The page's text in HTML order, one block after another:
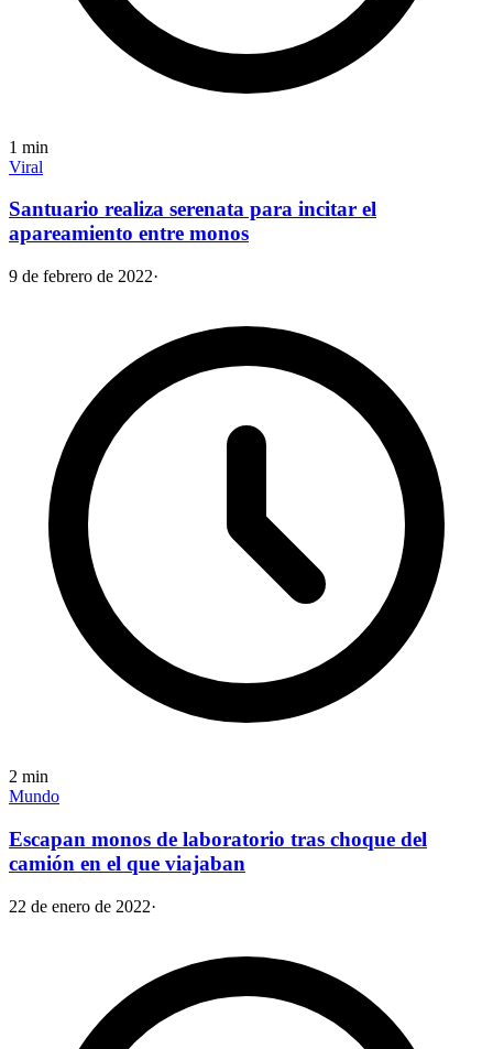
1 min
Viral
Santuario realiza serenata para incitar el
apareamiento entre monos
9 de febrero de 2022·
2 min
Mundo
Escapan monos de laboratorio tras choque del
camión en el que viajaban
22 de enero de 2022·